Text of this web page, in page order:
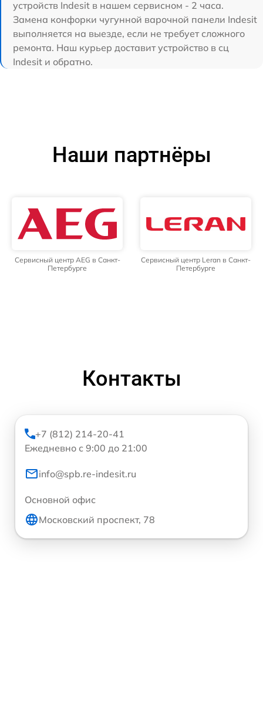
устройств Indesit в нашем сервисном - 2 часа.
Замена конфорки чугунной варочной панели Indesit
выполняется на выезде, если не требует сложного
ремонта. Наш курьер доставит устройство в сц
Indesit и обратно.
Наши партнёры
Сервисный центр AEG в Санкт-
Петербурге
Сервисный центр Leran в Санкт-
Петербурге
Контакты
+7 (812) 214-20-41
Ежедневно с 9:00 до 21:00
info@spb.re-indesit.ru
Основной офис
Московский проспект, 78